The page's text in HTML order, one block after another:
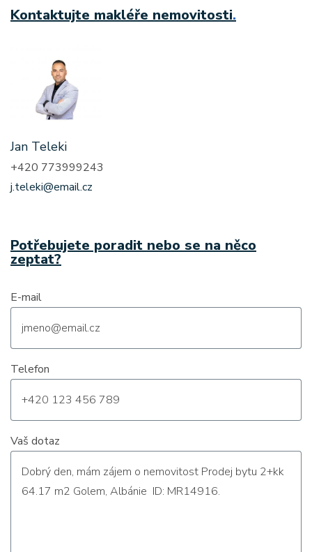
Kontaktujte makléře nemovitosti.
Jan Teleki
+420 773999243
j.teleki@email.cz
Potřebujete poradit nebo se na něco
zeptat?
E-mail
Telefon
Vaš dotaz